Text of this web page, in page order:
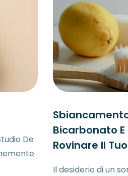
De
Bicarbonato E
Rovinare Il
Il desiderio di un